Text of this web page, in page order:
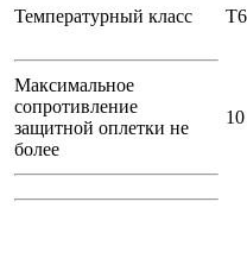
Температурный класс Т6
Максимальное
сопротивление
защитной оплетки не
более